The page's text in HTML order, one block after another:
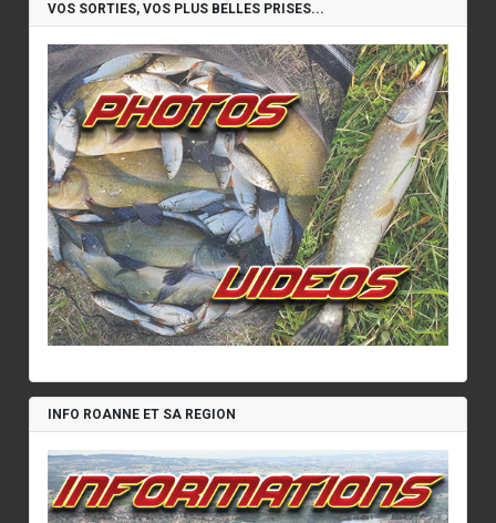
VOS SORTIES, VOS PLUS BELLES PRISES...
INFO ROANNE ET SA REGION